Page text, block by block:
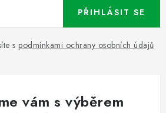
s podmínkami ochrany osobních údajů
PŘIHLÁSIT SE
vám s výběrem